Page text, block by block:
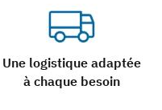
Une logistique adaptée
à chaque besoin